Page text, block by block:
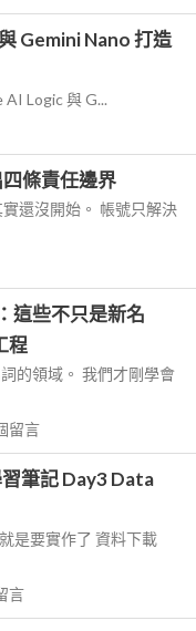
Gemini Nano 打造
Logic 與 G...
條責任邊界
還沒開始。 帳號只解決
這些不只是新名
程
的領域。 我們才剛學會
留言
筆記 Day3 Data
是要實作了 資料下載
言